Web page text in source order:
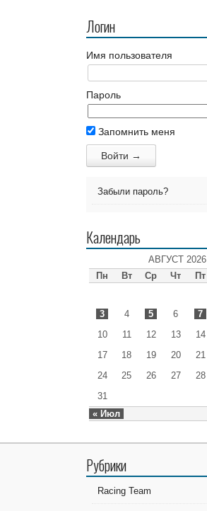
Логин
Имя пользователя
Пароль
Запомнить меня
Забыли пароль?
Календарь
АВГУСТ 2026
Пн
Вт Ср Чт Пт
« Июл
3
4 5 6 7
10
11 12 13 14
17
18 19 20 21
24
25 26 27 28
31
Рубрики
Racing Team